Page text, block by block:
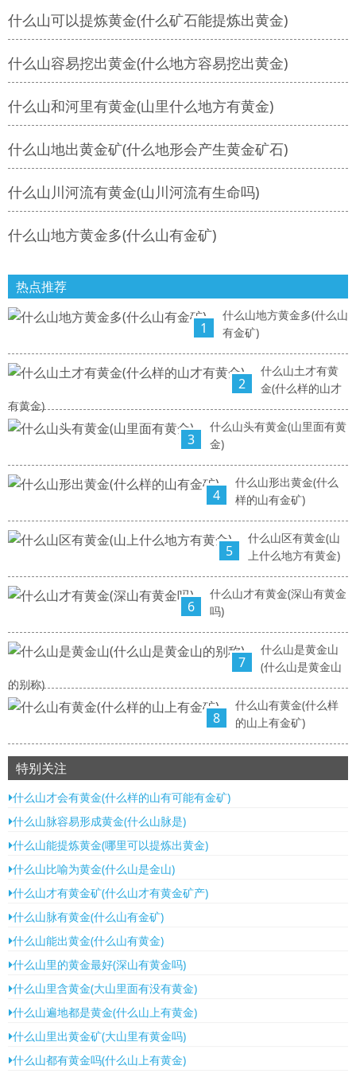
什么山可以提炼黄金(什么矿石能提炼出黄金)
什么山容易挖出黄金(什么地方容易挖出黄金)
什么山和河里有黄金(山里什么地方有黄金)
什么山地出黄金矿(什么地形会产生黄金矿石)
什么山川河流有黄金(山川河流有生命吗)
什么山地方黄金多(什么山有金矿)
热点推荐
1
什么山地方黄金多(什么山
有金矿)
2
什么山土才有黄
金(什么样的山才
有黄金)
3
什么山头有黄金(山里面有黄
金)
4
什么山形出黄金(什么
样的山有金矿)
5
什么山区有黄金(山
上什么地方有黄金)
6
什么山才有黄金(深山有黄金
吗)
7
什么山是黄金山
(什么山是黄金山
的别称)
8
什么山有黄金(什么样
的山上有金矿)
特别关注
什么山才会有黄金(什么样的山有可能有金矿)
什么山脉容易形成黄金(什么山脉是)
什么山能提炼黄金(哪里可以提炼出黄金)
什么山比喻为黄金(什么山是金山)
什么山才有黄金矿(什么山才有黄金矿产)
什么山脉有黄金(什么山有金矿)
什么山能出黄金(什么山有黄金)
什么山里的黄金最好(深山有黄金吗)
什么山里含黄金(大山里面有没有黄金)
什么山遍地都是黄金(什么山上有黄金)
什么山里出黄金矿(大山里有黄金吗)
什么山都有黄金吗(什么山上有黄金)